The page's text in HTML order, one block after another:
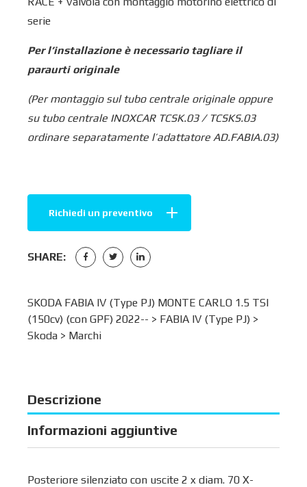
serie
Per l’installazione è necessario tagliare il
paraurti originale
(Per montaggio sul tubo centrale originale oppure
su tubo centrale INOXCAR TCSK.03 / TCSKS.03
ordinare separatamente l’adattatore AD.FABIA.03)
Richiedi un preventivo
SHARE:
SKODA FABIA IV (Type PJ) MONTE CARLO 1.5 TSI
(150cv) (con GPF) 2022-- > FABIA IV (Type PJ) >
Skoda > Marchi
Descrizione
Informazioni aggiuntive
Posteriore silenziato con uscite 2 x diam. 70 X-